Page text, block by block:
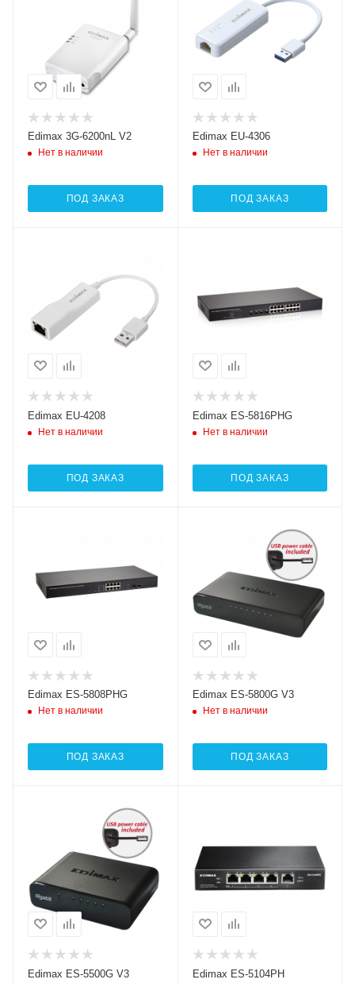
Edimax 3G-6200nL V2
Нет в наличии
ПОД ЗАКАЗ
Edimax EU-4306
Нет в наличии
ПОД ЗАКАЗ
Edimax EU-4208
Нет в наличии
ПОД ЗАКАЗ
Edimax ES-5816PHG
Нет в наличии
ПОД ЗАКАЗ
Edimax ES-5808PHG
Нет в наличии
ПОД ЗАКАЗ
Edimax ES-5800G V3
Нет в наличии
ПОД ЗАКАЗ
Edimax ES-5500G V3 Edimax ES-5104PH